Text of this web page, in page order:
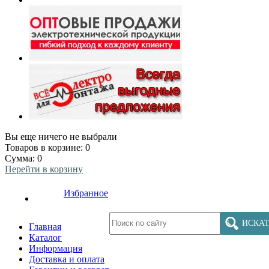
Вы еще ничего не выбрали
Товаров в корзине: 0
Сумма: 0
Перейти в корзину
Избранное
Главная
Каталог
Информация
Доставка и оплата